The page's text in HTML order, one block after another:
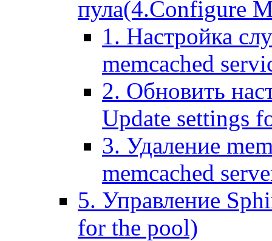
пула(4.Configure
1. Настройка
memcached
2. Обновить
Update settings
3. Удаление
memcached
5. Управление
for the pool)